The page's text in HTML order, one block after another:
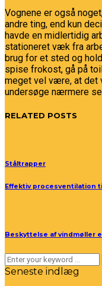
Vognene er også
andre ting, end kun
havde en midlertidig
stationeret væk fra
brug for et sted og
spise frokost, gå på
meget vel være, at det
undersøge nærmere
RELATED POSTS
Ståltrapper
Effektiv procesventilation
Beskyttelse af vindmøller
Seneste indlæg